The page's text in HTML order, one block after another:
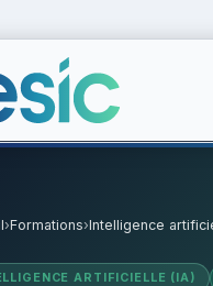
›Formations›Intelligence
ARTIFICIELLE (IA)